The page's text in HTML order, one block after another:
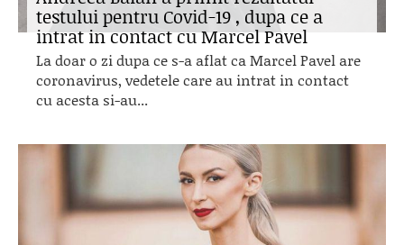
testului pentru Covid-19 , dupa ce a
intrat in contact cu Marcel Pavel
La doar o zi dupa ce s-a aflat ca Marcel Pavel are
coronavirus, vedetele care au intrat in contact
cu acesta si-au...